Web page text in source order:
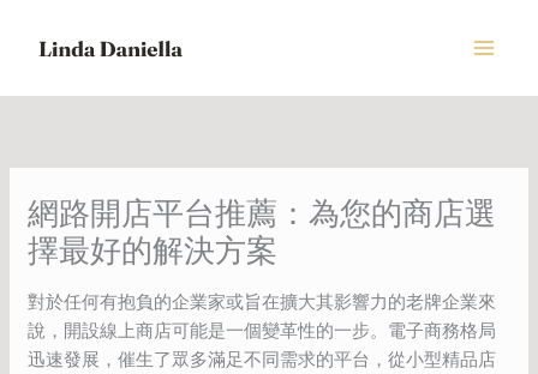
網路開店平台推薦：為您的商店選
擇最好的解決方案
對於任何有抱負的企業家或旨在擴大其影響力的老牌企業來
說，開設線上商店可能是一個變革性的一步。電子商務格局
迅速發展，催生了眾多滿足不同需求的平台，從小型精品店